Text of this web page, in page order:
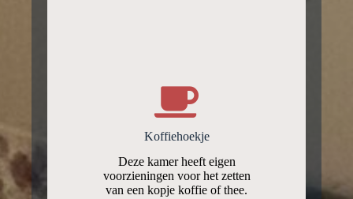
Koffiehoekje
Deze kamer heeft eigen
voorzieningen voor het zetten
van een kopje koffie of thee.